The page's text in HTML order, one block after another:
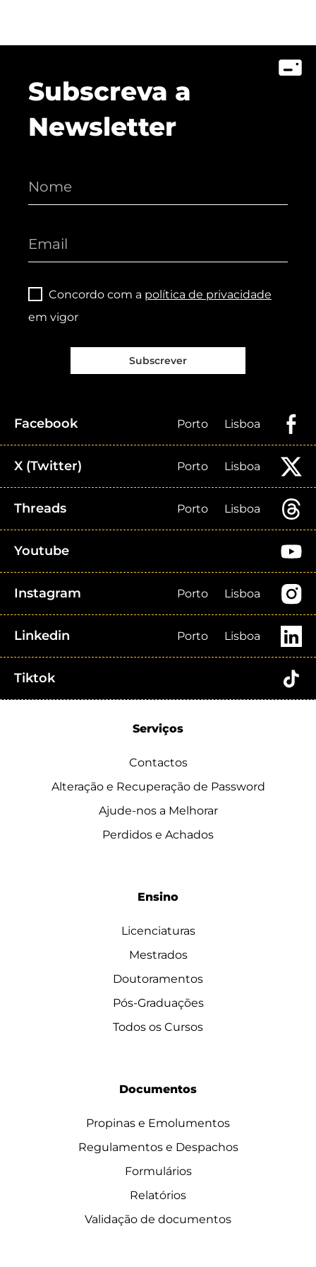
Subscreva a
Newsletter
Concordo com a política de privacidade
em vigor
Subscrever
Facebook Porto Lisboa
X (Twitter) Porto Lisboa
Threads Porto Lisboa
Youtube
Instagram Porto Lisboa
Linkedin Porto Lisboa
Tiktok
Serviços
Contactos
Alteração e Recuperação de Password
Ajude-nos a Melhorar
Perdidos e Achados
Ensino
Licenciaturas
Mestrados
Doutoramentos
Pós-Graduações
Todos os Cursos
Documentos
Propinas e Emolumentos
Regulamentos e Despachos
Formulários
Relatórios
Validação de documentos